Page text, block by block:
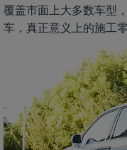
覆盖市面上大多数车型
车，真正意义上的施工零